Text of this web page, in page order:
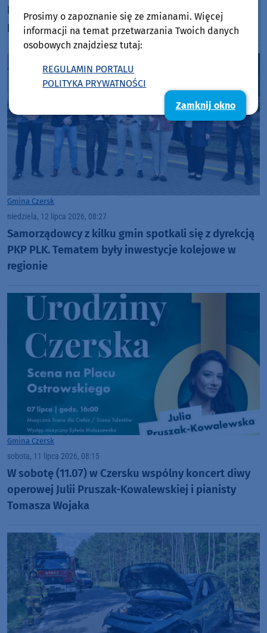
Inwestycja na ulicy Porzeczkowej będzie warta
ponad 5 mln zł
Gmina Czersk
niedziela, 12 lipca 2026, 08:27
Samorządowcy z kilku gmin spotkali się z dyrekcją
PKP PLK. Tematem były inwestycje kolejowe w
regionie
Gmina Czersk
sobota, 11 lipca 2026, 08:15
W sobotę (11.07) w Czersku wspólny koncert diwy
operowej Julii Pruszak-Kowalewskiej i pianisty
Tomasza Wojaka
Prosimy o zapoznanie się ze zmianami. Więcej
informacji na temat przetwarzania Twoich danych
osobowych znajdziesz tutaj:
REGULAMIN PORTALU
POLITYKA PRYWATNOŚCI
Zamknij okno